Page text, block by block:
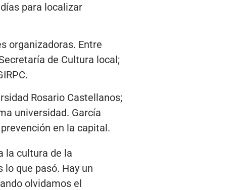
para localizar
organizadoras. Entre
de Cultura local;
Rosario Castellanos;
universidad. García
en la capital.
la cultura de la
que pasó. Hay un
olvidamos el